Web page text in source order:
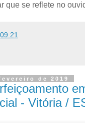
que se reflete no
09:21
de 2019
- Vitória /